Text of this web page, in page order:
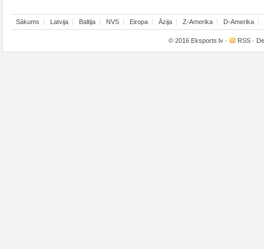
Sākums Latvija Baltija NVS Eiropa Āzija Z-Amerika D-Amerika
© 2016 Eksports.lv · RSS ·